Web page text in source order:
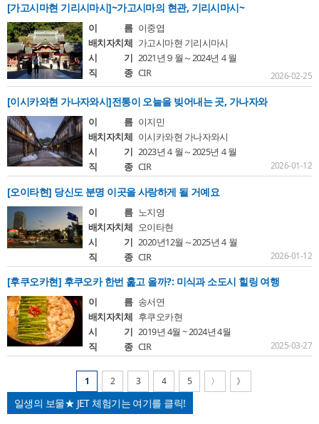
[가고시마현 기리시마시]~가고시마의 현관, 기리시마시~
이 름 이중엽
배치자치체 가고시마현 기리시마시
시 기 2021년９월～2024년４월
직 종 CIR 2026-02-25
[이시카와현 가나자와시]전통이 오늘을 빚어내는 곳, 가나자와
이 름 이지민
배치자치체 이시카와현 가나자와시
시 기 2023년４월～2025년４월
직 종 CIR 2026-01-12
[오이타현] 당신도 분명 이곳을 사랑하게 될 거예요
이 름 노지영
배치자치체 오이타현
시 기 2020년12월～2025년４월
직 종 CIR 2026-01-12
[후쿠오카현] 후쿠오카 한번 훑고 올까?: 미식과 소도시 힐링 여행
이 름 송서연
배치자치체 후쿠오카현
시 기 2019년 4월 ~ 2024년 4월
직 종 CIR 2025-03-27
1 2 3 4 5 〉 》
일생의 보물★ JET 체험기는 여기를 클릭!